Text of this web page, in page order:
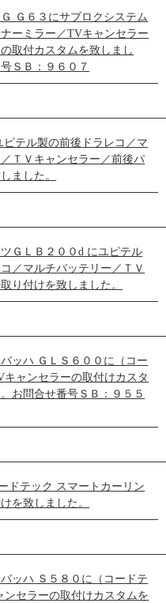
ーミラー／TVキャンセラー
取付カスタムを致しまし
ＳＢ：９６０７
ＴＶキャンセラー／前後パ
ました。
／マルチバッテリー／ＴＶ
り付けを致しました。
キャンセラーの取付けカスタ
お問合せ番号ＳＢ：９５５
を致しました。
ンセラーの取付けカスタムを